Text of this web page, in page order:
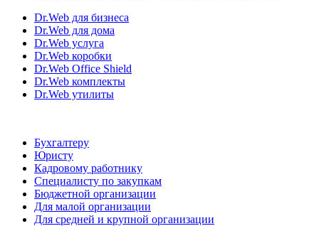
Dr.Web для бизнеса
Dr.Web для дома
Dr.Web услуга
Dr.Web коробки
Dr.Web Office Shield
Dr.Web комплекты
Dr.Web утилиты
Бухгалтеру
Юристу
Кадровому работнику
Специалисту по закупкам
Бюджетной организации
Для малой организации
Для средней и крупной организации